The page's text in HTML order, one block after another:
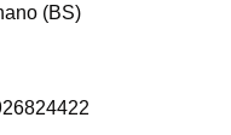
(BS)